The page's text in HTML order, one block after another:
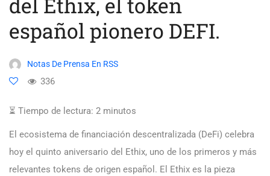
español pionero DEFI.
Notas De Prensa En RSS
336
⏳ Tiempo de lectura: 2 minutos
El ecosistema de financiación descentralizada (DeFi) celebra
hoy el quinto aniversario del Ethix, uno de los primeros y más
relevantes tokens de origen español. El Ethix es la pieza